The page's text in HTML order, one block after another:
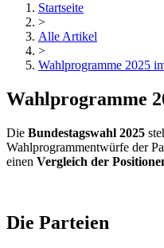
Startseite
>
Alle Artikel
>
Wahlprogramme 2025
Wahlprogramme
Die Bundestagswahl 2025
Wahlprogrammentwürfe der
einen Vergleich der
Die Parteien